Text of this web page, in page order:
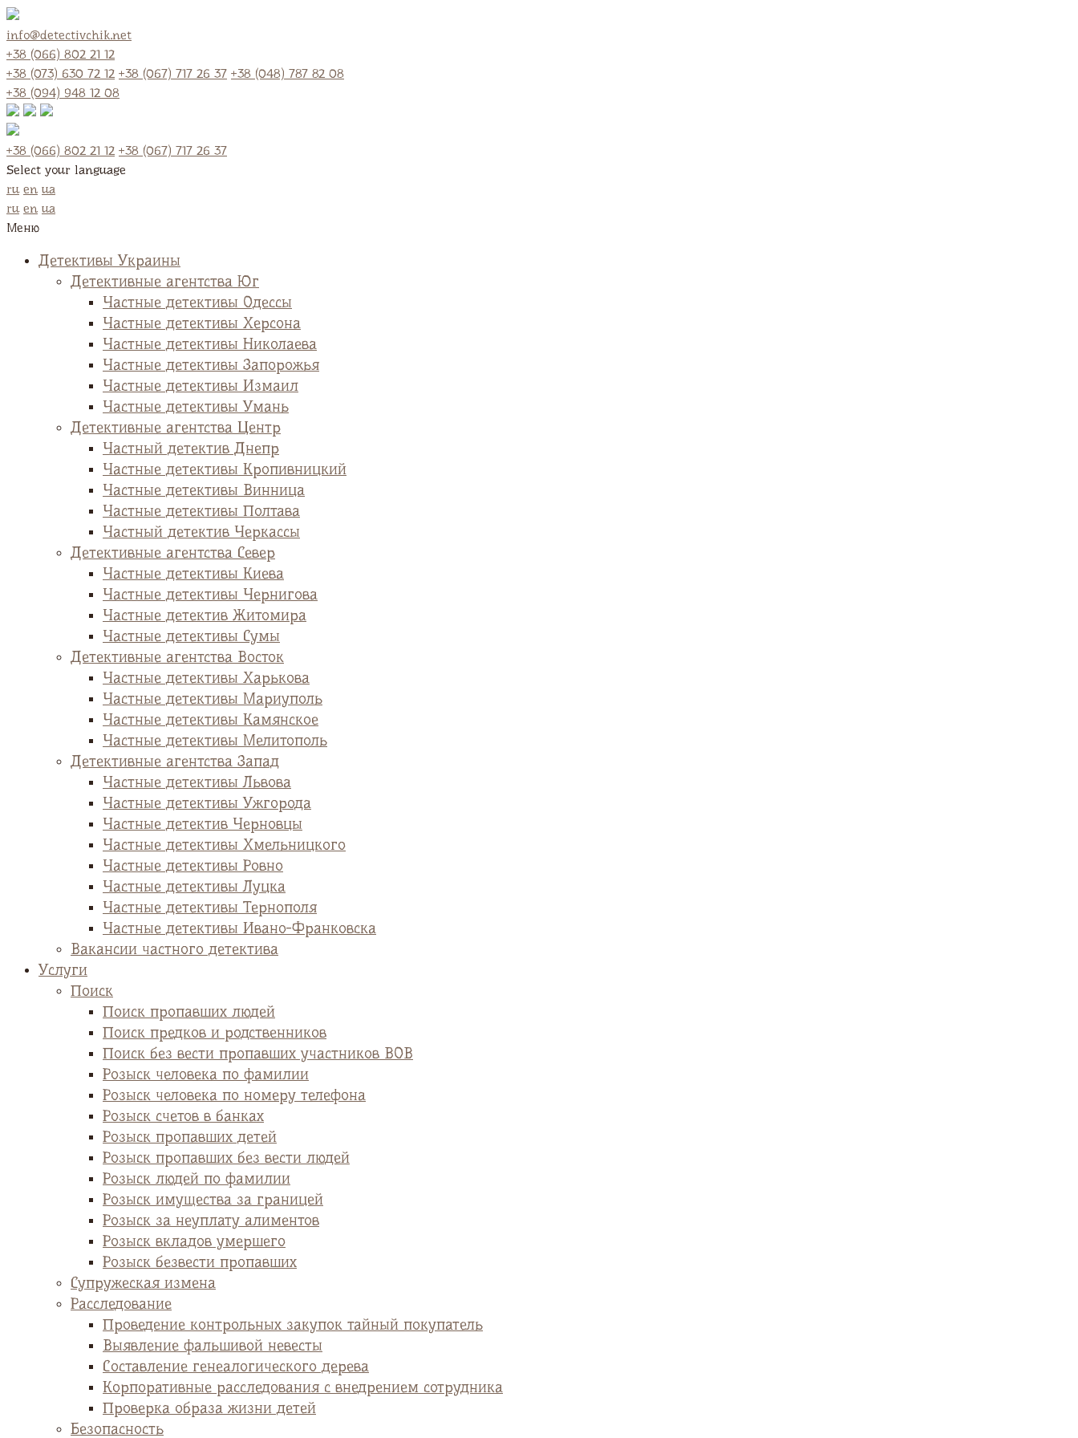
info@detectivchik.net
+38 (066) 802 21 12
+38 (073) 630 72 12 +38 (067) 717 26 37 +38 (048) 787 82 08
+38 (094) 948 12 08
+38 (066) 802 21 12 +38 (067) 717 26 37
Select your language
ru en ua
ru en ua
Меню
Детективы Украины
Детективные агентства Юг
Частные детективы Одессы
Частные детективы Херсона
Частные детективы Николаева
Частные детективы Запорожья
Частные детективы Измаил
Частные детективы Умань
Детективные агентства Центр
Частный детектив Днепр
Частные детективы Кропивницкий
Частные детективы Винница
Частные детективы Полтава
Частный детектив Черкассы
Детективные агентства Север
Частные детективы Киева
Частные детективы Чернигова
Частные детектив Житомира
Частные детективы Сумы
Детективные агентства Восток
Частные детективы Харькова
Частные детективы Мариуполь
Частные детективы Камянское
Частные детективы Мелитополь
Детективные агентства Запад
Частные детективы Львова
Частные детективы Ужгорода
Частные детектив Черновцы
Частные детективы Хмельницкого
Частные детективы Ровно
Частные детективы Луцка
Частные детективы Тернополя
Частные детективы Ивано-Франковска
Вакансии частного детектива
Услуги
Поиск
Поиск пропавших людей
Поиск предков и родственников
Поиск без вести пропавших участников ВОВ
Розыск человека по фамилии
Розыск человека по номеру телефона
Розыск счетов в банках
Розыск пропавших детей
Розыск пропавших без вести людей
Розыск людей по фамилии
Розыск имущества за границей
Розыск за неуплату алиментов
Розыск вкладов умершего
Розыск безвести пропавших
Супружеская измена
Расследование
Проведение контрольных закупок тайный покупатель
Выявление фальшивой невесты
Cоставление генеалогического дерева
Корпоративные расследования с внедрением сотрудника
Проверка образа жизни детей
Безопасность